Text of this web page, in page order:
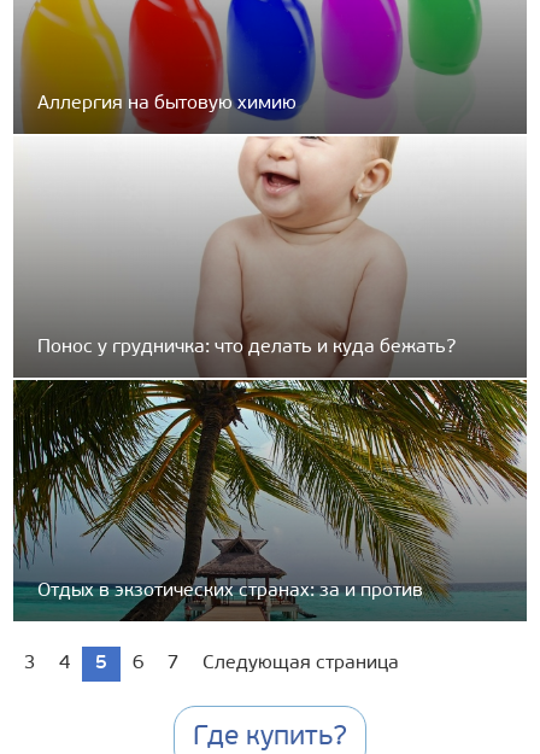
Аллергия на бытовую химию
Понос у грудничка: что делать и куда бежать?
Отдых в экзотических странах: за и против
3 4 5 6 7 Следующая страница
Где купить?